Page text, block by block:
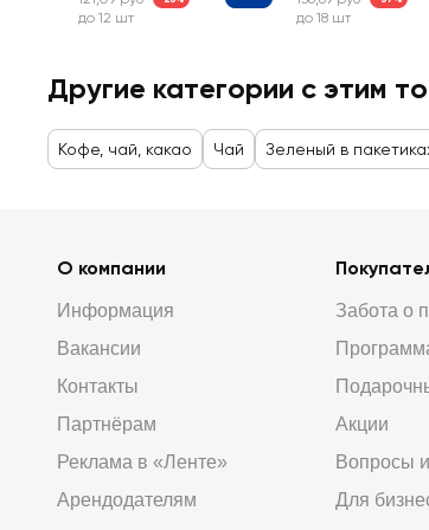
до 12 шт до 18 шт
Другие категории с этим
Кофе, чай, какао Чай Зеленый в
О компании
Информация
Вакансии
Контакты
Партнёрам
Реклама в «Ленте»
Арендодателям
Забота о
Акции
Вопросы
Для